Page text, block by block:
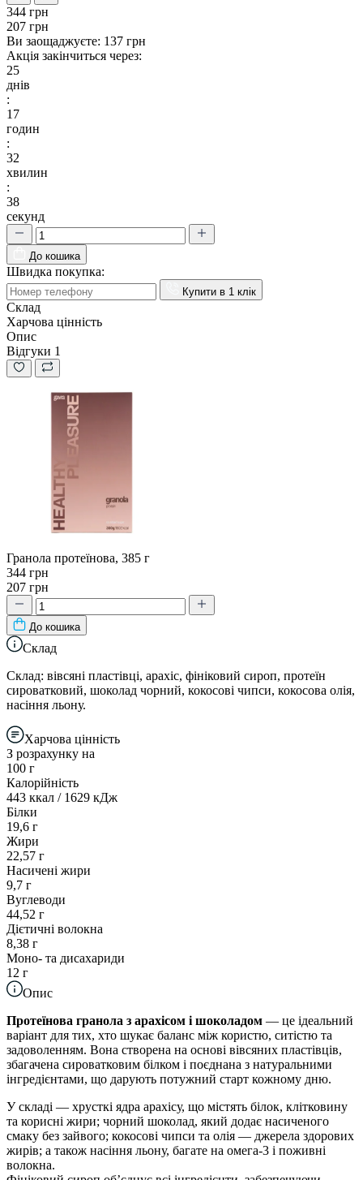
344 грн
207 грн
Ви заощаджуєте: 137 грн
Акція закінчиться через:
25
днів
:
17
годин
:
32
хвилин
:
37
секунд
До кошика
Швидка покупка:
Купити в 1 клік
Склад
Харчова цінність
Опис
Відгуки 1
Гранола протеїнова, 385 г
344 грн
207 грн
До кошика
Склад
Склад: вівсяні пластівці, арахіс, фініковий сироп, протеїн
сироватковий, шоколад чорний, кокосові чипси, кокосова олія,
насіння льону.
Харчова цінність
З розрахунку на
100 г
Калорійність
443 ккал / 1629 кДж
Білки
19,6 г
Жири
22,57 г
Насичені жири
9,7 г
Вуглеводи
44,52 г
Дієтичні волокна
8,38 г
Моно- та дисахариди
12 г
Опис
Протеїнова гранола з арахісом і шоколадом — це ідеальний
варіант для тих, хто шукає баланс між користю, ситістю та
задоволенням. Вона створена на основі вівсяних пластівців,
збагачена сироватковим білком і поєднана з натуральними
інгредієнтами, що дарують потужний старт кожному дню.
У складі — хрусткі ядра арахісу, що містять білок, клітковину
та корисні жири; чорний шоколад, який додає насиченого
смаку без зайвого; кокосові чипси та олія — джерела здорових
жирів; а також насіння льону, багате на омега-3 і поживні
волокна.